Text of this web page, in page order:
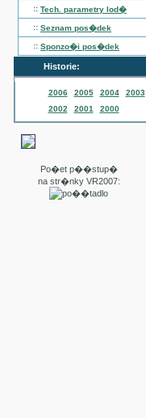
:: Tech. parametry lod�
:: Seznam pos�dek
:: Sponzo�i pos�dek
Historie:
2006 2005 2004
2003
2002
2001 2000
Po�et p��stup�
na str�nky VR2007: